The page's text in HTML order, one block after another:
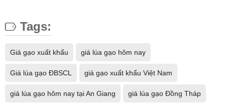
Tags:
Giá gạo xuất khẩu giá lúa gạo hôm nay
Giá lúa gạo ĐBSCL giá gạo xuất khẩu Việt Nam
giá lúa gạo hôm nay tại An Giang giá lúa gạo Đồng Tháp